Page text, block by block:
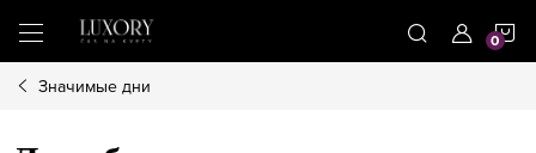
conținut
Значимые дни